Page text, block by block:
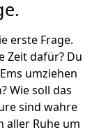
erste Frage.
Zeit dafür? Du
umziehen
Wie soll das
sind wahre
aller Ruhe um